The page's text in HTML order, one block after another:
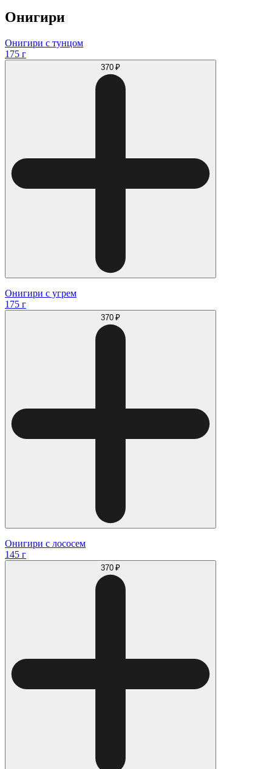
Онигири
Онигири с тунцом
175 г
370 ₽
Онигири с угрем
175 г
370 ₽
Онигири с лососем
145 г
370 ₽